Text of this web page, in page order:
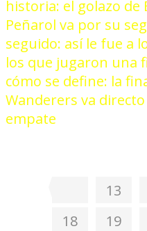
historia: el golazo de
Peñarol va por su
seguido: así le fue a
los que jugaron una
cómo se define: la
Wanderers va
empate
13
18
19